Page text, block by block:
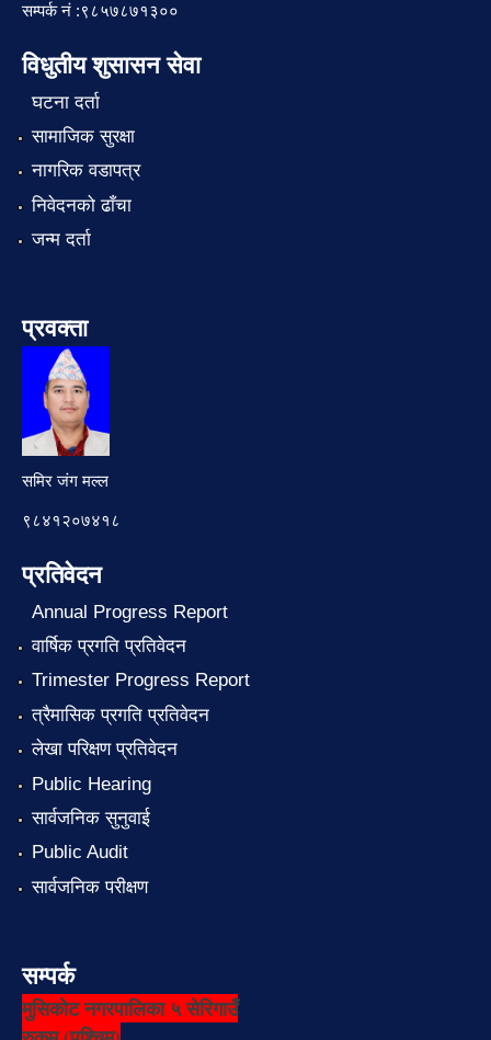
सम्पर्क नं :९८५७८७१३००
विधुतीय शुसासन सेवा
घटना दर्ता
सामाजिक सुरक्षा
नागरिक वडापत्र
निवेदनको ढाँचा
जन्म दर्ता
प्रवक्ता
समिर जंग मल्ल
९८४१२०७४१८
प्रतिवेदन
Annual Progress Report
वार्षिक प्रगति प्रतिवेदन
Trimester Progress Report
त्रैमासिक प्रगति प्रतिवेदन
लेखा परिक्षण प्रतिवेदन
Public Hearing
सार्वजनिक सुनुवाई
Public Audit
सार्वजनिक परीक्षण
सम्पर्क
मुसिकोट नगरपालिका ५ सेरिगाउँ